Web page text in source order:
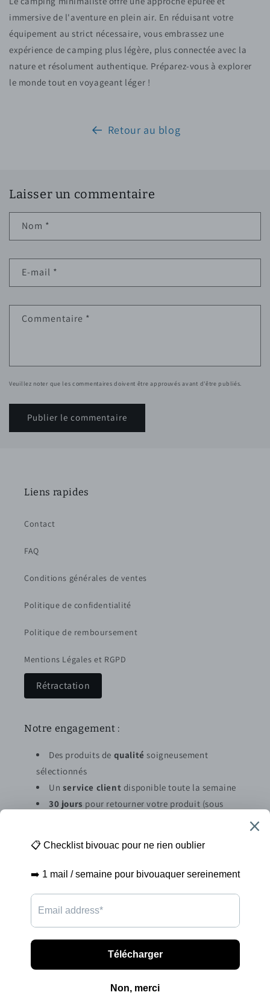
immersive de l'aventure en plein air. En réduisant votre
équipement au strict nécessaire, vous embrassez une
expérience de camping plus légère, plus connectée avec la
nature et résolument authentique. Préparez-vous à explorer
le monde tout en voyageant léger !
Retour au blog
Laisser un commentaire
Nom *
E-mail *
Commentaire *
Veuillez noter que les commentaires doivent être approuvés avant d'être publiés.
Liens rapides
Contact
FAQ
Conditions générales de ventes
Politique de confidentialité
Politique de remboursement
Mentions Légales et RGPD
Rétractation
Notre engagement :
Des produits de qualité soigneusement
sélectionnés
Un service client disponible toute la semaine
30 jours pour retourner votre produit (sous
Moyens
paiement
NatureNomadGymFit France